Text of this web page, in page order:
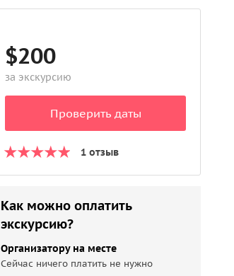
$200
за экскурсию
Проверить даты
1 отзыв
Как можно оплатить
экскурсию?
Организатору на месте
Сейчас ничего платить не нужно